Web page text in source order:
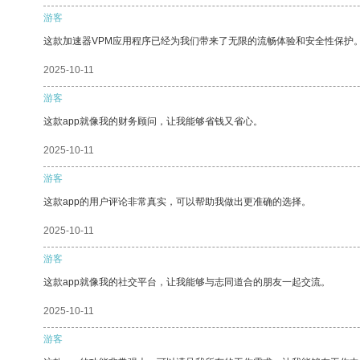
游客
这款加速器VPM应用程序已经为我们带来了无限的流畅体验和安全性保护
2025-10-11
游客
这款app就像我的财务顾问，让我能够省钱又省心。
2025-10-11
游客
这款app的用户评论非常真实，可以帮助我做出更准确的选择。
2025-10-11
游客
这款app就像我的社交平台，让我能够与志同道合的朋友一起交流。
2025-10-11
游客